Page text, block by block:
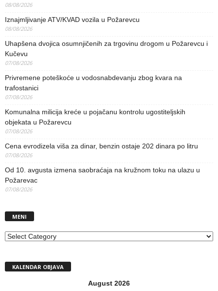
08/08/2026
Iznajmljivanje ATV/KVAD vozila u Požarevcu
08/08/2026
Uhapšena dvojica osumnjičenih za trgovinu drogom u Požarevcu i
Kučevu
07/08/2026
Privremene poteškoće u vodosnabdevanju zbog kvara na
trafostanici
07/08/2026
Komunalna milicija kreće u pojačanu kontrolu ugostiteljskih
objekata u Požarevcu
07/08/2026
Cena evrodizela viša za dinar, benzin ostaje 202 dinara po litru
07/08/2026
Od 10. avgusta izmena saobraćaja na kružnom toku na ulazu u
Požarevac
07/08/2026
MENI
MENI
KALENDAR OBJAVA
August 2026